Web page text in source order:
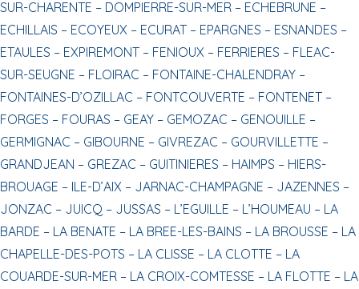
SUR-CHARENTE – DOMPIERRE-SUR-MER – ECHEBRUNE –
ECHILLAIS – ECOYEUX – ECURAT – EPARGNES – ESNANDES –
ETAULES – EXPIREMONT – FENIOUX – FERRIERES – FLEAC-
SUR-SEUGNE – FLOIRAC – FONTAINE-CHALENDRAY –
FONTAINES-D’OZILLAC – FONTCOUVERTE – FONTENET –
FORGES – FOURAS – GEAY – GEMOZAC – GENOUILLE –
GERMIGNAC – GIBOURNE – GIVREZAC – GOURVILLETTE –
GRANDJEAN – GREZAC – GUITINIERES – HAIMPS – HIERS-
BROUAGE – ILE-D’AIX – JARNAC-CHAMPAGNE – JAZENNES –
JONZAC – JUICQ – JUSSAS – L’EGUILLE – L’HOUMEAU – LA
BARDE – LA BENATE – LA BREE-LES-BAINS – LA BROUSSE – LA
CHAPELLE-DES-POTS – LA CLISSE – LA CLOTTE – LA
COUARDE-SUR-MER – LA CROIX-COMTESSE – LA FLOTTE – LA